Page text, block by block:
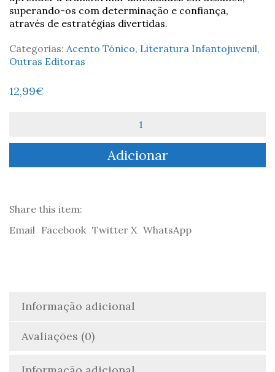
superando-os com determinação e confiança,
através de estratégias divertidas.
Categorias: Acento Tónico, Literatura Infantojuvenil,
Outras Editoras
12,99€
Eu
Posso
Estar
mais
Carlos
Adicionar
Share this item:
Email Facebook Twitter X WhatsApp
Informação adicional
Avaliações (0)